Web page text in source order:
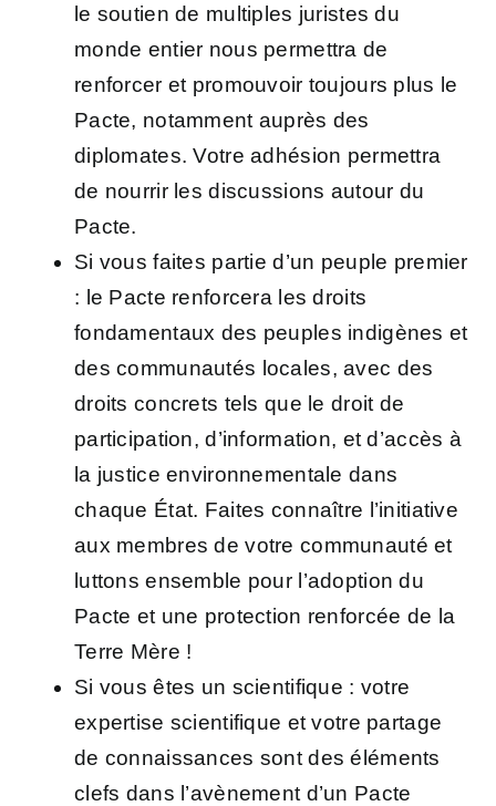
le soutien de multiples juristes du
monde entier nous permettra de
renforcer et promouvoir toujours plus le
Pacte, notamment auprès des
diplomates. Votre adhésion permettra
de nourrir les discussions autour du
Pacte.
Si vous faites partie d’un peuple premier
: le Pacte renforcera les droits
fondamentaux des peuples indigènes et
des communautés locales, avec des
droits concrets tels que le droit de
participation, d’information, et d’accès à
la justice environnementale dans
chaque État. Faites connaître l’initiative
aux membres de votre communauté et
luttons ensemble pour l’adoption du
Pacte et une protection renforcée de la
Terre Mère !
Si vous êtes un scientifique : votre
expertise scientifique et votre partage
de connaissances sont des éléments
clefs dans l’avènement d’un Pacte